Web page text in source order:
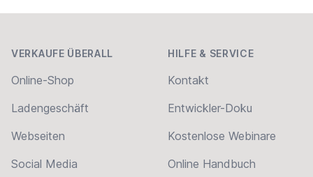
VERKAUFE ÜBERALL
Online-Shop
Ladengeschäft
Webseiten
Social Media
HILFE & SERVICE
Kontakt
Entwickler-Doku
Kostenlose Webinare
Online Handbuch